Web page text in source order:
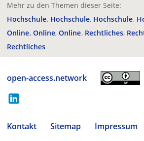
Mehr zu den Themen dieser Seite:
Hochschule Hochschule Hochschule
Online Online Online Rechtliches
Rechtliches
open-access.network
Kontakt Sitemap
Impressum